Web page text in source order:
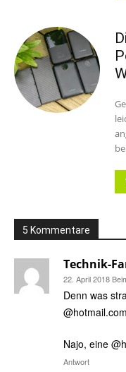
5 Kommentare
Technik-
22. April 2018
Denn was
Najo, eine
Antwort